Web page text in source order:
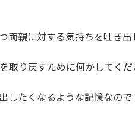
両親に対する気持ちを吐き
取り戻すために何かしてくだ
したくなるような記憶なの